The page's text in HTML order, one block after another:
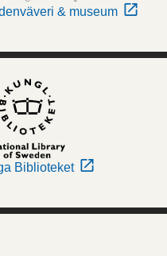
& museum
Biblioteket